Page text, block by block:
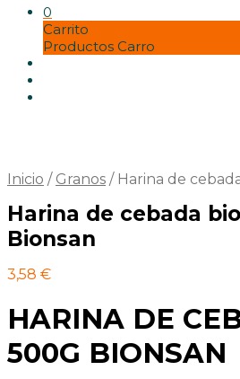
0
Carrito
Productos Carro
Inicio / Granos /Harina de
Harina de cebada
Bionsan
3,58 €
HARINA DE
500G BIONSAN